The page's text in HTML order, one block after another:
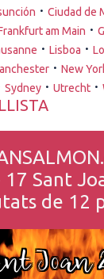
· Ciudad de
am Main ·
· Lisboa ·
· New
Sydney · Utrecht ·
17 Sant
de 12
Joan